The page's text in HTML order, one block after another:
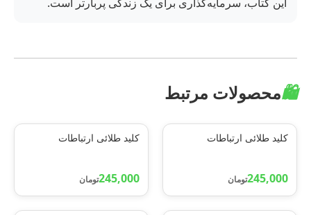
🛍️محصولات مرتبط
کلید طلائی ارتباطات
245,000تومان
کلید طلائی ارتباطات
245,000تومان